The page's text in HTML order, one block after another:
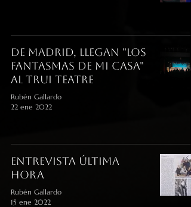
De Madrid, llegan "Los
Fantasmas de mi Casa"
al Trui Teatre
Rubén Gallardo
22 ene 2022
Entrevista Última
Hora
Rubén Gallardo
15 ene 2022